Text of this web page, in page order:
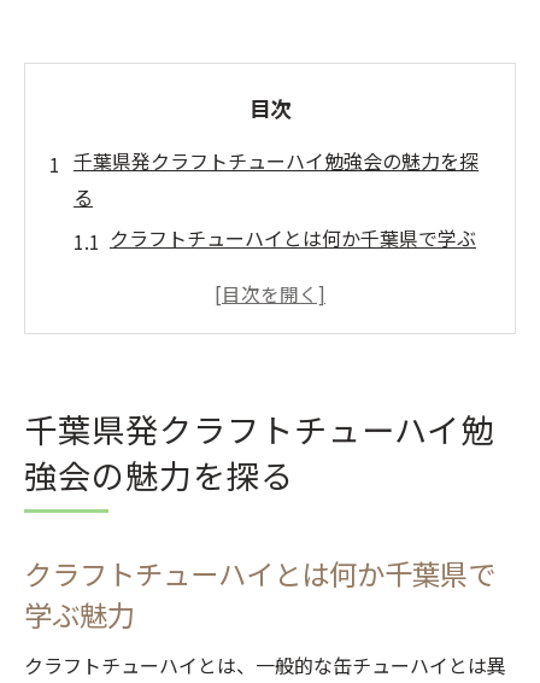
目次
千葉県発クラフトチューハイ勉強会の魅力を探
る
クラフトチューハイとは何か千葉県で学ぶ
クラフトチューハイの特徴と地域限定品の
個性
クラフトチューハイ勉強会で知る割り方や
のすすめ
クラフトチューハイで人脈が広がる千葉の交流
術
千葉県発クラフトチューハイ勉
強会の魅力を探る
クラフトチューハイとは何か千葉県で
学ぶ魅力
クラフトチューハイとは、一般的な缶チューハイとは異